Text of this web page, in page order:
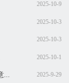
2025-10-9
2025-10-3
2025-10-3
2025-10-1
... 2025-9-29